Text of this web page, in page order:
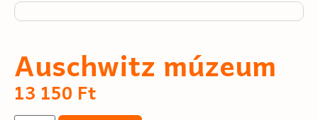
Auschwitz múzeum
13 150 Ft